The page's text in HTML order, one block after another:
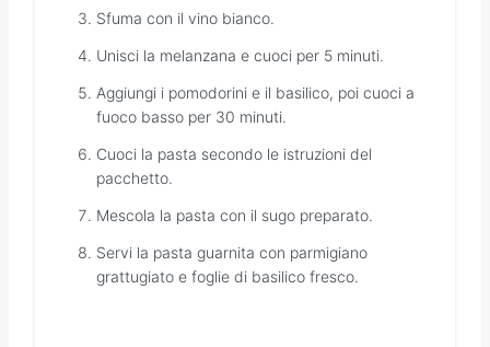
Sfuma con il vino bianco.
Unisci la melanzana e cuoci per 5 minuti.
Aggiungi i pomodorini e il basilico, poi cuoci a
fuoco basso per 30 minuti.
Cuoci la pasta secondo le istruzioni del
pacchetto.
Mescola la pasta con il sugo preparato.
Servi la pasta guarnita con parmigiano
grattugiato e foglie di basilico fresco.